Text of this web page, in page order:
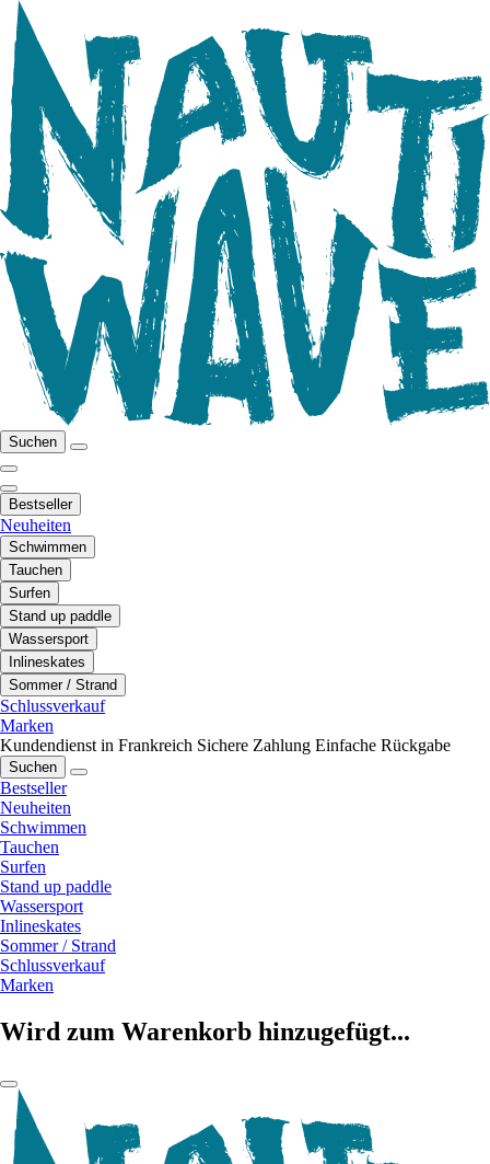
Suchen
Bestseller
Neuheiten
Schwimmen
Tauchen
Surfen
Stand up paddle
Wassersport
Inlineskates
Sommer / Strand
Schlussverkauf
Marken
Kundendienst in Frankreich Sichere Zahlung Einfache Rückgabe
Suchen
Bestseller
Neuheiten
Schwimmen
Tauchen
Surfen
Stand up paddle
Wassersport
Inlineskates
Sommer / Strand
Schlussverkauf
Marken
Wird zum Warenkorb hinzugefügt...